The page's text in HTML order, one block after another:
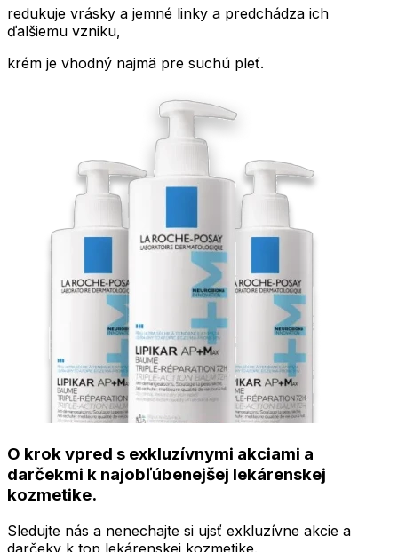
redukuje vrásky a jemné linky a predchádza ich
ďalšiemu vzniku,
krém je vhodný najmä pre suchú pleť.
O krok vpred s exkluzívnymi akciami a
darčekmi k najobľúbenejšej lekárenskej
kozmetike.
Sledujte nás a nenechajte si ujsť exkluzívne akcie a
darčeky k top lekárenskej kozmetike.